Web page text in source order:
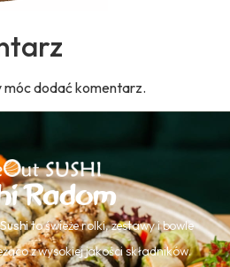
móc dodać komentarz.
Radom
to świeże rolki, zestawy i bowle
z wysokiej jakości składników.